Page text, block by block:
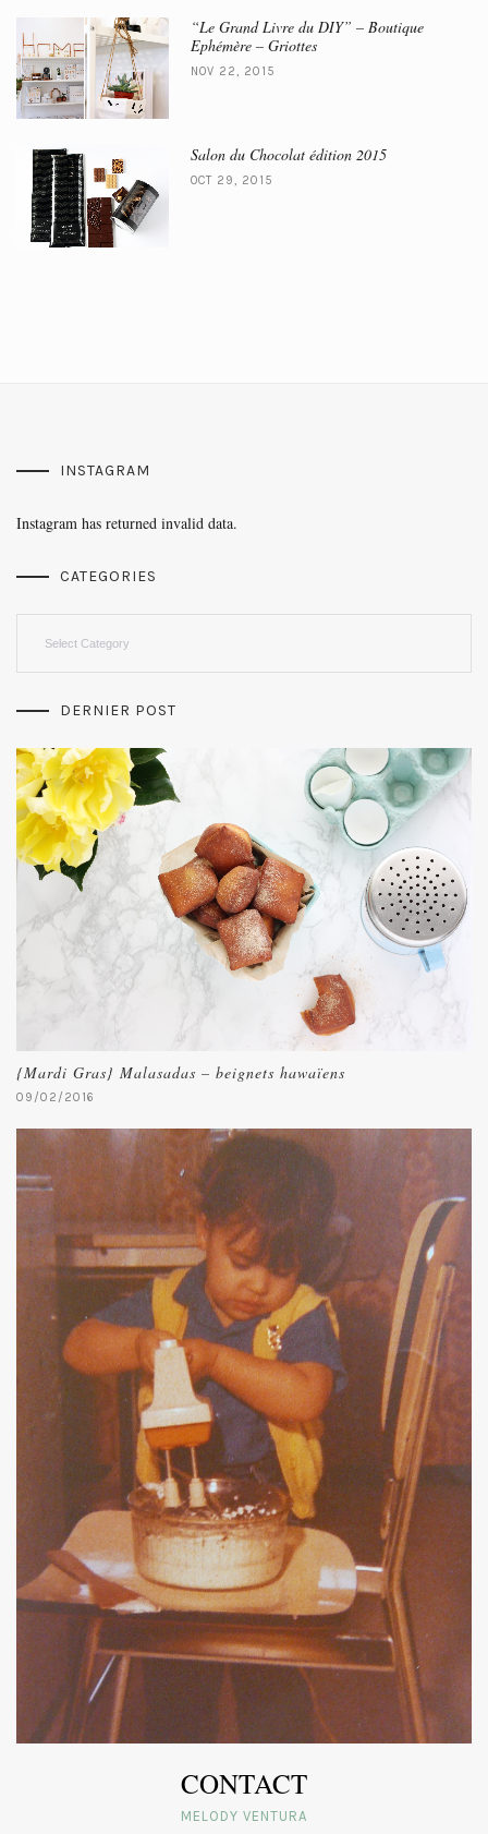
“Le Grand Livre du DIY” – Boutique
Ephémère – Griottes
NOV 22, 2015
Salon du Chocolat édition 2015
OCT 29, 2015
INSTAGRAM
Instagram has returned invalid data.
CATEGORIES
DERNIER POST
{Mardi Gras} Malasadas – beignets hawaïens
09/02/2016
CONTACT
MELODY VENTURA